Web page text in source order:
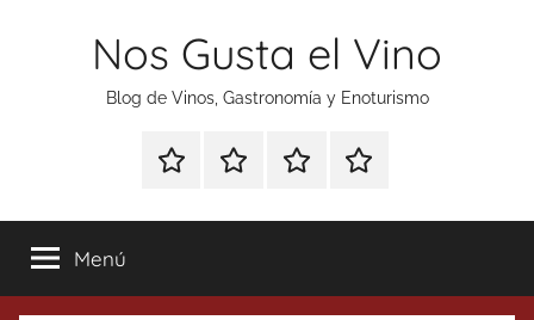
Nos Gusta el Vino
Blog de Vinos, Gastronomía y Enoturismo
Especial
Tonics
Enoturismo
Gastronomía
RankingContacto
Menú